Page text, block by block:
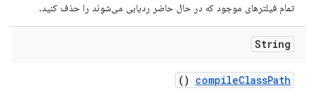
تمام فیلترهای موجود که در حال حاضر ردیابی می‌شوند را حذف کنید.
String
compileClassPath
()